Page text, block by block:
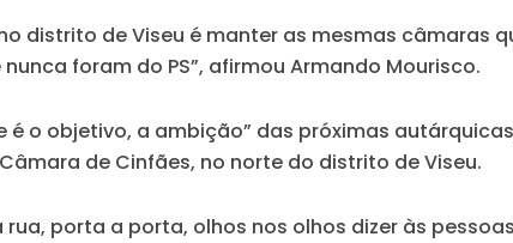
distrito de Viseu é manter as mesmas câmaras
foram do PS”, afirmou Armando Mourisco.
é o objetivo, a ambição” das próximas
de Cinfães, no norte do distrito de Viseu.
rua, porta a porta, olhos nos olhos dizer às